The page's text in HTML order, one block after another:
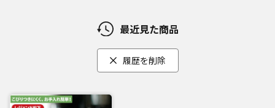
最近見た商品
履歴を削除